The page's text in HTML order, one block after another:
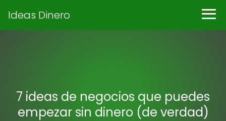
Ideas Dinero
7 ideas de negocios que puedes
empezar sin dinero (de verdad)